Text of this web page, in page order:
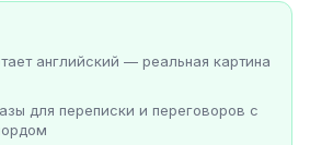
английский — реальная картина
для переписки и переговоров с